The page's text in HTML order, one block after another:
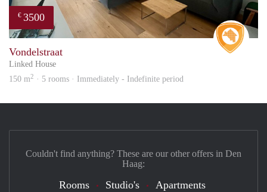
€ 3500
Real
Vondelstraat
Linked House
150 m2 · 5 rooms · Immediately - Indefinite period
Couldn't find anything? These are our other offers in Den
Haag:
Rooms Studio's Apartments